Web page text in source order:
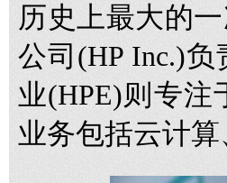
历史上最大的
公司(HP Inc.)
业(HPE)则专
业务包括云计